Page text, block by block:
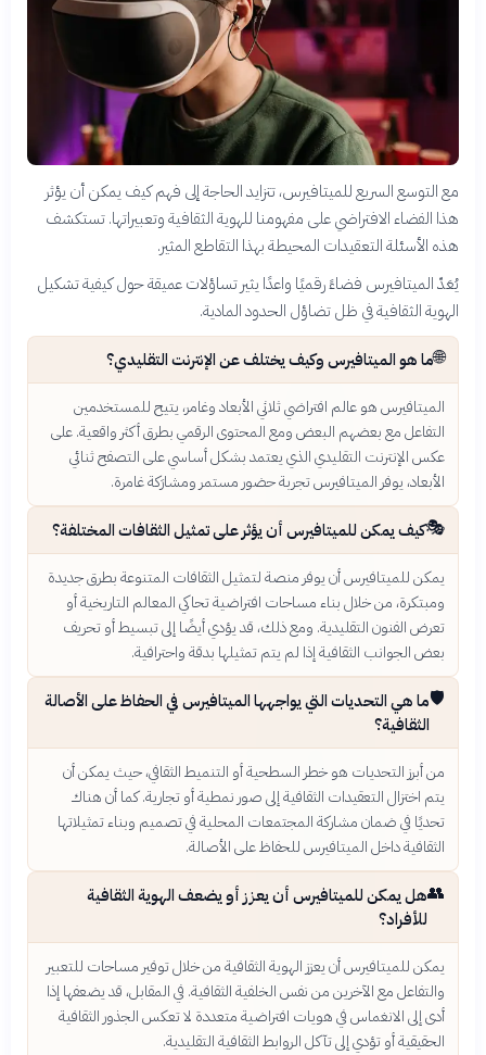
مع التوسع السريع للميتافيرس، تتزايد الحاجة إلى فهم كيف يمكن أن يؤثر
هذا الفضاء الافتراضي على مفهومنا للهوية الثقافية وتعبيراتها. تستكشف
هذه الأسئلة التعقيدات المحيطة بهذا التقاطع المثير.
يُعَدّ الميتافيرس فضاءً رقميًا واعدًا يثير تساؤلات عميقة حول كيفية تشكيل
الهوية الثقافية في ظل تضاؤل الحدود المادية.
🌐ما هو الميتافيرس وكيف يختلف عن الإنترنت التقليدي؟
الميتافيرس هو عالم افتراضي ثلاثي الأبعاد وغامر، يتيح للمستخدمين
التفاعل مع بعضهم البعض ومع المحتوى الرقمي بطرق أكثر واقعية. على
عكس الإنترنت التقليدي الذي يعتمد بشكل أساسي على التصفح ثنائي
الأبعاد، يوفر الميتافيرس تجربة حضور مستمر ومشارَكة غامرة.
🎭كيف يمكن للميتافيرس أن يؤثر على تمثيل الثقافات المختلفة؟
يمكن للميتافيرس أن يوفر منصة لتمثيل الثقافات المتنوعة بطرق جديدة
ومبتكرة، من خلال بناء مساحات افتراضية تحاكي المعالم التاريخية أو
تعرض الفنون التقليدية. ومع ذلك، قد يؤدي أيضًا إلى تبسيط أو تحريف
بعض الجوانب الثقافية إذا لم يتم تمثيلها بدقة واحترافية.
🛡️ما هي التحديات التي يواجهها الميتافيرس في الحفاظ على الأصالة
الثقافية؟
من أبرز التحديات هو خطر السطحية أو التنميط الثقافي، حيث يمكن أن
يتم اختزال التعقيدات الثقافية إلى صور نمطية أو تجارية. كما أن هناك
تحديًا في ضمان مشاركة المجتمعات المحلية في تصميم وبناء تمثيلاتها
الثقافية داخل الميتافيرس للحفاظ على الأصالة.
👥هل يمكن للميتافيرس أن يعزز أو يضعف الهوية الثقافية
للأفراد؟
يمكن للميتافيرس أن يعزز الهوية الثقافية من خلال توفير مساحات للتعبير
والتفاعل مع الآخرين من نفس الخلفية الثقافية. في المقابل، قد يضعفها إذا
أدى إلى الانغماس في هويات افتراضية متعددة لا تعكس الجذور الثقافية
الحقيقية أو تؤدي إلى تآكل الروابط الثقافية التقليدية.